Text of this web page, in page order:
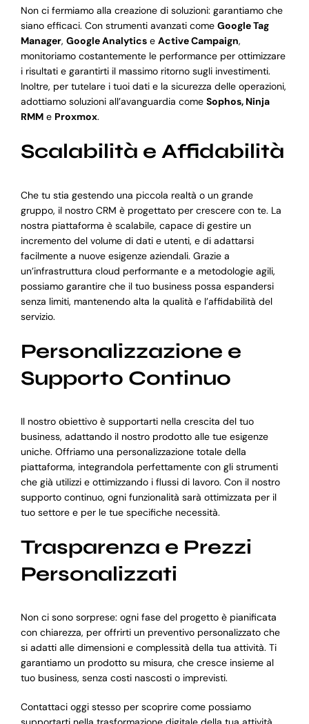
Non ci fermiamo alla creazione di soluzioni: garantiamo che
siano efficaci. Con strumenti avanzati come Google Tag
Manager, Google Analyticse Active Campaign,
monitoriamo costantemente le performance per ottimizzare
i risultati e garantirti il massimo ritorno sugli investimenti.
Inoltre, per tutelare i tuoi dati e la sicurezza delle operazioni,
adottiamo soluzioni all’avanguardia come Sophos, Ninja
RMMe Proxmox.
Scalabilità e Affidabilità
Che tu stia gestendo una piccola realtà o un grande
gruppo, il nostro CRM è progettato per crescere con te. La
nostra piattaforma è scalabile, capace di gestire un
incremento del volume di dati e utenti, e di adattarsi
facilmente a nuove esigenze aziendali. Grazie a
un’infrastruttura cloud performante e a metodologie agili,
possiamo garantire che il tuo business possa espandersi
senza limiti, mantenendo alta la qualità e l’affidabilità del
servizio.
Personalizzazione e
Supporto Continuo
Il nostro obiettivo è supportarti nella crescita del tuo
business, adattando il nostro prodotto alle tue esigenze
uniche. Offriamo una personalizzazione totale della
piattaforma, integrandola perfettamente con gli strumenti
che già utilizzi e ottimizzando i flussi di lavoro. Con il nostro
supporto continuo, ogni funzionalità sarà ottimizzata per il
tuo settore e per le tue specifiche necessità.
Trasparenza e Prezzi
Personalizzati
Non ci sono sorprese: ogni fase del progetto è pianificata
con chiarezza, per offrirti un preventivo personalizzato che
si adatti alle dimensioni e complessità della tua attività. Ti
garantiamo un prodotto su misura, che cresce insieme al
tuo business, senza costi nascosti o imprevisti.
Contattaci oggi stesso per scoprire come possiamo